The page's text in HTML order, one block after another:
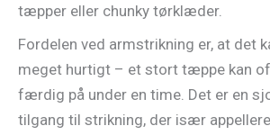
tæpper eller chunky tørklæder.
Fordelen ved armstrikning er, at det
meget hurtigt – et stort tæppe kan
færdig på under en time. Det er en
tilgang til strikning, der især